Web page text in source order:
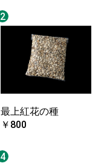
2
最上紅花の種
￥800
4